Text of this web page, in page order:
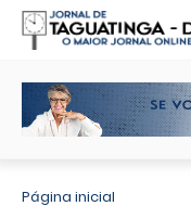
Página inicial